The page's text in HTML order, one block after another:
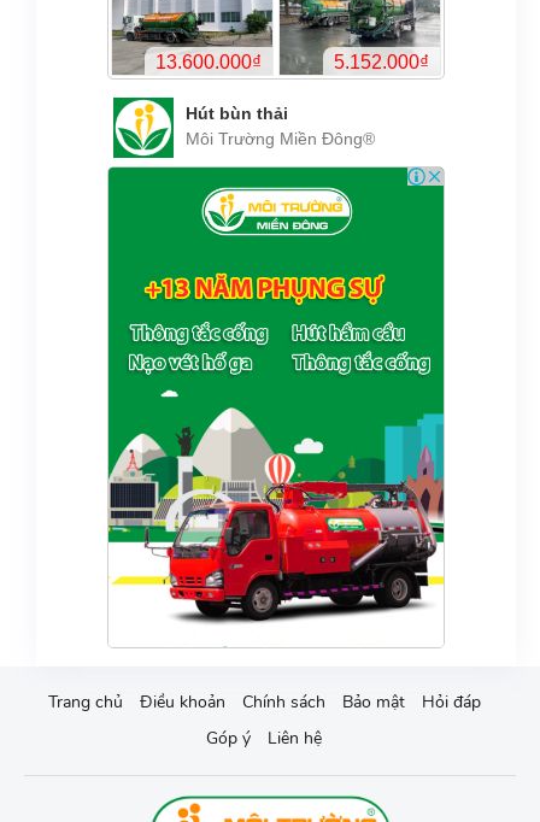
Hút bùn thải
Môi Trường Miền Đông®
Trang chủ Điều khoản Chính sách Bảo mật
Hỏi đáp
Góp ý
Liên hệ